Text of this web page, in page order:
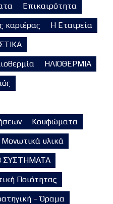
Επικαιρότητα
καριέρας
Η Εταιρεία
ΗΛΙΟΘΕΡΜΙΑ
Κουφώματα
Μονωτικά υλικά
ΣΥΣΤΗΜΑΤΑ
Ποιότητας
– Όραμα